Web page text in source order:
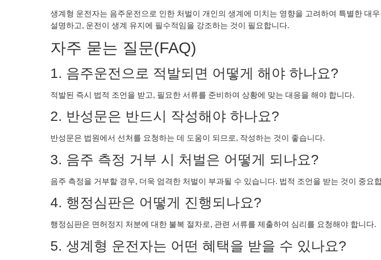
생계형 운전자는 음주운전으로 인한 처벌이 개인의 생계에 미치는 영향을 고려하여 특별한 대
설명하고, 운전이 생계 유지에 필수적임을 강조하는 것이 필요합니다.
자주 묻는 질문(FAQ)
1. 음주운전으로 적발되면 어떻게 해야 하나요?
적발된 즉시 법적 조언을 받고, 필요한 서류를 준비하여 상황에 맞는 대응을 해야 합니다.
2. 반성문은 반드시 작성해야 하나요?
반성문은 법원에서 선처를 요청하는 데 도움이 되므로, 작성하는 것이 좋습니다.
3. 음주 측정 거부 시 처벌은 어떻게 되나요?
음주 측정을 거부할 경우, 더욱 엄격한 처벌이 부과될 수 있습니다. 법적 조언을 받는 것이 중요
4. 행정심판은 어떻게 진행되나요?
행정심판은 면허정지 처분에 대한 불복 절차로, 관련 서류를 제출하여 심리를 요청해야 합니다.
5. 생계형 운전자는 어떤 혜택을 받을 수 있나요?